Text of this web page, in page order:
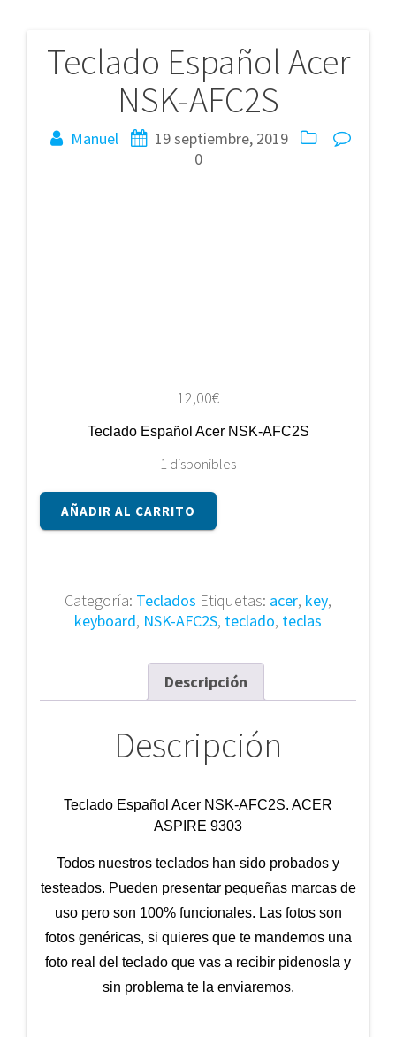
Teclado Español Acer
NSK-AFC2S
Manuel
19 septiembre, 2019
0
12,00€
Teclado Español Acer NSK-AFC2S
1 disponibles
Teclado
Español
cantidad
AÑADIR AL CARRITO
Categoría: Teclados Etiquetas: acer, key,
keyboard, NSK-AFC2S, teclado, teclas
Descripción
Descripción
Teclado Español Acer NSK-AFC2S. ACER
ASPIRE 9303
Todos nuestros teclados han sido probados y
testeados. Pueden presentar pequeñas marcas de
uso pero son 100% funcionales. Las fotos son
fotos genéricas, si quieres que te mandemos una
foto real del teclado que vas a recibir pidenosla y
sin problema te la enviaremos.
Navegación
entradas